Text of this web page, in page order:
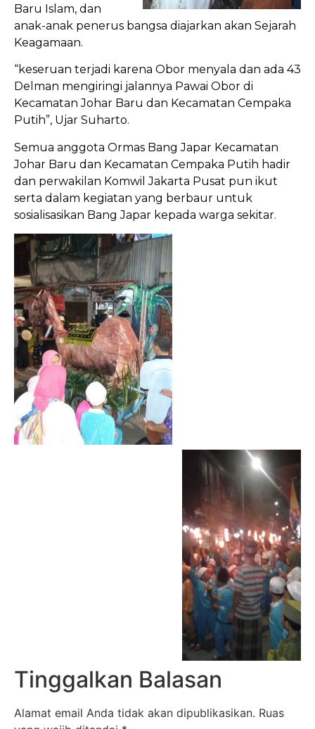
Baru Islam, dan
anak-anak penerus bangsa diajarkan akan Sejarah
Keagamaan.
“keseruan terjadi karena Obor menyala dan ada 43
Delman mengiringi jalannya Pawai Obor di
Kecamatan Johar Baru dan Kecamatan Cempaka
Putih”, Ujar Suharto.
Semua anggota Ormas Bang Japar Kecamatan
Johar Baru dan Kecamatan Cempaka Putih hadir
dan perwakilan Komwil Jakarta Pusat pun ikut
serta dalam kegiatan yang berbaur untuk
sosialisasikan Bang Japar kepada warga sekitar.
Tinggalkan Balasan
Alamat email Anda tidak akan dipublikasikan. Ruas